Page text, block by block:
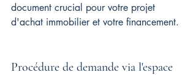
document crucial pour votre projet
d'achat immobilier et votre financement.
Procédure de demande via l'espace